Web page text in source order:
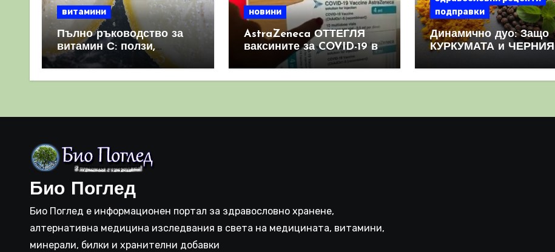
витамини
Пълно ръководство за
витамин С: ползи,
източници и защо е
важен за имунната
новини
AstraZeneca ОТТЕГЛЯ
ваксините за COVID-19 в
световен мащаб, след
като призна, че те
подправки
Динамично дуо: Защо
КУРКУМАТА и ЧЕРНИЯ
комбинация
Био Поглед
Био Поглед е информационен портал за здравословно хранене,
алтернативна медицина изследвания в света на медицината, витамини,
минерали, билки и хранителни добавки